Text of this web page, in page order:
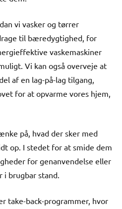
vi vasker og tørrer
til bæredygtighed, for
vaskemaskiner
Vi kan også overveje at
af en lag-på-lag tilgang,
for at opvarme vores hjem,
på, hvad der sker med
op. I stedet for at smide dem
for genanvendelse eller
i brugbar stand.
take-back-programmer, hvor